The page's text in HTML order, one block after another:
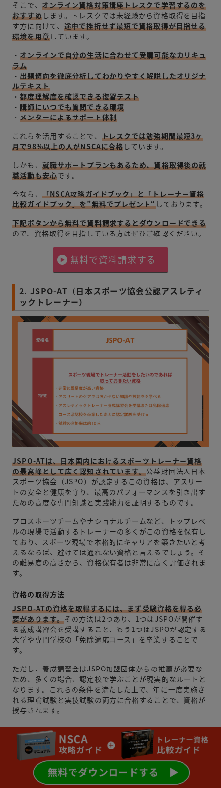
そこで、 オンライン資格対策講座トレスクで学習するのを
おすすめします。トレスクでは未経験から資格取得を目指
す方に向けて、途中で挫折せず最短で資格取得が目指せる
環境を用意しています。
・オンラインで自分の生活に合わせて受講可能なカリキュ
ラム
・出題傾向を徹底分析してわかりやすく解説したオリジナ
ルテキスト
・都度理解度を確認できる復習テスト
・講師にいつでも質問できる環境
・メンターによるサポート体制
これらを活用することで、 トレスクでは勉強期間最短3ヶ
月で98%以上の人がNSCAに合格しています。
しかも、 就職サポートプランもあるため、資格取得後の就
職活動も安心です。
今なら、 「NSCA攻略ガイドブック」と「トレーナー資格
比較ガイドブック」を”無料でプレゼント“しております。
下記ボタンから無料で資料請求するとダウンロードできる
ので、資格取得を目指している方はぜひご確認ください。
無料で資料請求する
2. JSPO-AT（日本スポーツ協会公認アスレティ
ックトレーナー）
JSPO-ATは、日本国内におけるスポーツトレーナー資格
の最高峰として広く認知されています。公益財団法人日本
スポーツ協会（JSPO）が認定するこの資格は、アスリー
トの安全と健康を守り、最高のパフォーマンスを引き出す
ための高度な専門知識と実践能力を証明するものです。
プロスポーツチームやナショナルチームなど、トップレベ
ルの現場で活動するトレーナーの多くがこの資格を保有し
ており、スポーツ現場で本格的にキャリアを築きたいと考
えるならば、避けては通れない資格と言えるでしょう。そ
の難易度の高さから、資格保有者は非常に高く評価されま
す。
資格の取得方法
JSPO-ATの資格を取得するには、まず受験資格を得る必
要があります。その方法は2つあり、1つはJSPOが開催す
る養成講習会を受講すること、もう1つはJSPOが認定する
大学や専門学校の「免除適応コース」を卒業することで
す。
ただし、養成講習会はJSPO加盟団体からの推薦が必要な
ため、多くの場合、認定校で学ぶことが現実的なルートと
なります。これらの条件を満たした上で、年に一度実施さ
れる理論試験と実技試験の両方に合格することで、資格が
授与されます。
試験の難易度と合格率
JSPO-ATの試験は、日本のトレーナー系資格の中で最難
関と言われています。合格率は全体で約10%と非常に低
く、厳しい競争を勝ち抜かなければなりません。
試験は理
論試験と実技試験に分かれており、特に理論試験の難易度